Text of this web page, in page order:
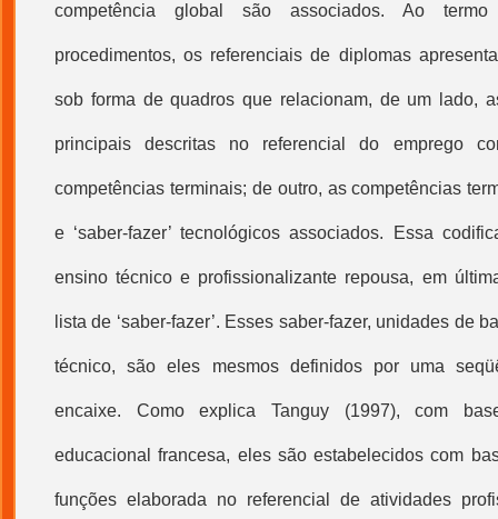
competência global são associados. Ao
procedimentos, os referenciais de diplomas
sob forma de quadros que relacionam, de um lado,
principais descritas no referencial do emprego
competências terminais; de outro, as competências
e ‘saber-fazer’ tecnológicos associados. Essa
ensino técnico e profissionalizante repousa, em
lista de ‘saber-fazer’. Esses saber-fazer, unidades de
técnico, são eles mesmos definidos por uma
encaixe. Como explica Tanguy (1997), com
educacional francesa, eles são estabelecidos com
funções elaborada no referencial de atividades